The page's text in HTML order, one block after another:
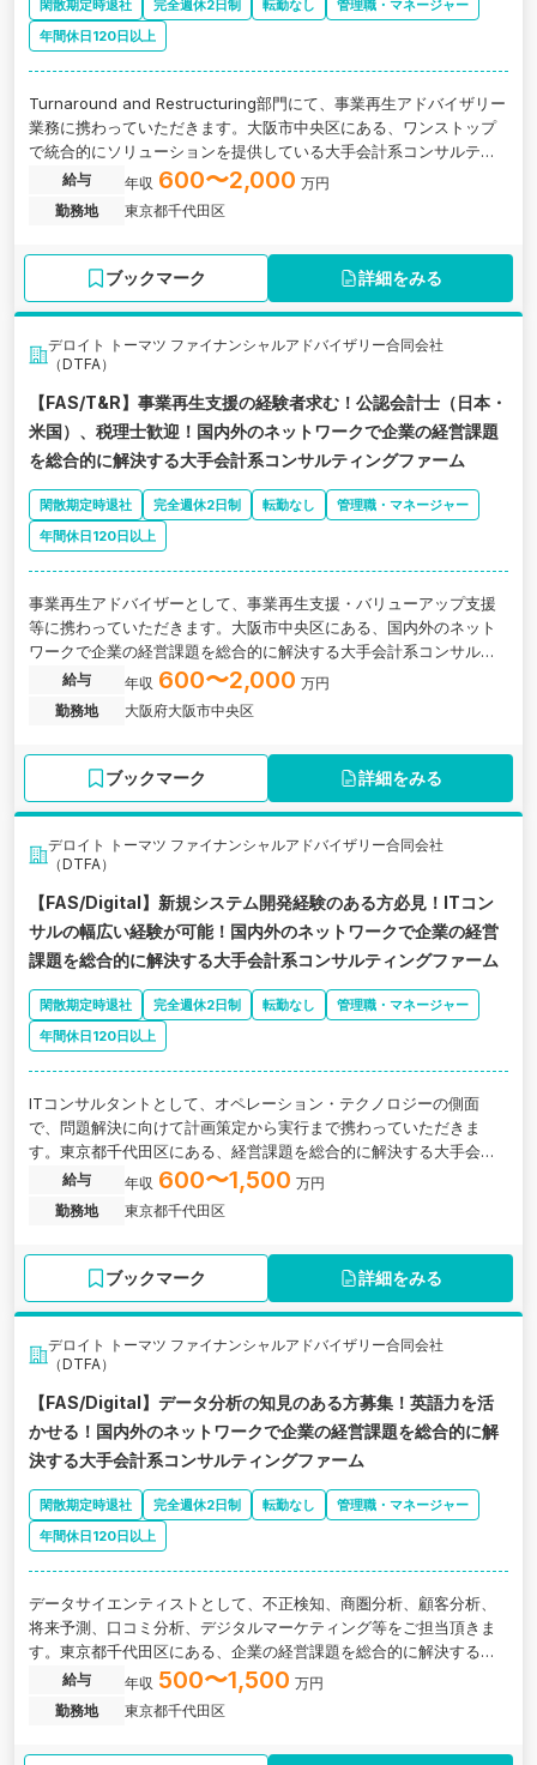
閑散期定時退社 完全週休2日制 転勤なし
管理職・マネージャー
年間休日120日以上
Turnaround and Restructuring部門にて、事業再生アドバイザリー
業務に携わっていただきます。大阪市中央区にある、ワンストップ
で統合的にソリューションを提供している大手会計系コンサルティ
ングファームの求人です。
給与 年収 600〜2,000 万円
勤務地
東京都千代田区
ブックマーク 詳細をみる
デロイト トーマツ ファイナンシャルアドバイザリー合同会社
（DTFA）
【FAS/T&R】事業再生支援の経験者求む！公認会計士（日本・
米国）、税理士歓迎！国内外のネットワークで企業の経営課題
を総合的に解決する大手会計系コンサルティングファーム
閑散期定時退社 完全週休2日制 転勤なし
管理職・マネージャー
年間休日120日以上
事業再生アドバイザーとして、事業再生支援・バリューアップ支援
等に携わっていただきます。大阪市中央区にある、国内外のネット
ワークで企業の経営課題を総合的に解決する大手会計系コンサルテ
ィングファームの求人です。
給与 年収 600〜2,000 万円
勤務地
大阪府大阪市中央区
ブックマーク 詳細をみる
デロイト トーマツ ファイナンシャルアドバイザリー合同会社
（DTFA）
【FAS/Digital】新規システム開発経験のある方必見！ITコン
サルの幅広い経験が可能！国内外のネットワークで企業の経営
課題を総合的に解決する大手会計系コンサルティングファーム
閑散期定時退社 完全週休2日制 転勤なし
管理職・マネージャー
年間休日120日以上
ITコンサルタントとして、オペレーション・テクノロジーの側面
で、問題解決に向けて計画策定から実行まで携わっていただきま
す。東京都千代田区にある、経営課題を総合的に解決する大手会計
系コンサルティングファームの求人です。
給与 年収 600〜1,500 万円
勤務地
東京都千代田区
ブックマーク 詳細をみる
デロイト トーマツ ファイナンシャルアドバイザリー合同会社
（DTFA）
【FAS/Digital】データ分析の知見のある方募集！英語力を活
かせる！国内外のネットワークで企業の経営課題を総合的に解
決する大手会計系コンサルティングファーム
閑散期定時退社 完全週休2日制 転勤なし
管理職・マネージャー
年間休日120日以上
データサイエンティストとして、不正検知、商圏分析、顧客分析、
将来予測、口コミ分析、デジタルマーケティング等をご担当頂きま
す。東京都千代田区にある、企業の経営課題を総合的に解決する大
手会計系コンサルティングファームの求人です。
給与 年収 500〜1,500 万円
勤務地
東京都千代田区